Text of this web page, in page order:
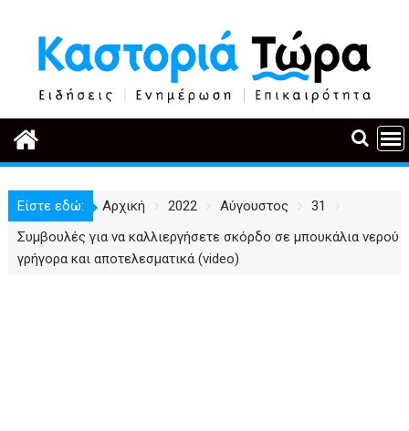
περιεχόμενο
Είστε εδώ: Αρχική 2022 Αύγουστος
31
Συμβουλές για να καλλιεργήσετε σκόρδο σε μπουκάλια νερού
γρήγορα και αποτελεσματικά (video)